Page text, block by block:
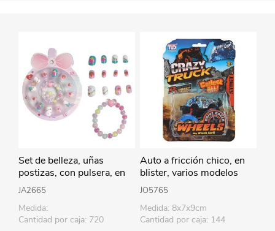
Set de belleza, uñas
postizas, con pulsera, en
estuche de plástico
JA2665
Medida:
Cantidad por caja: 720
Auto a fricción chico, en
blister, varios modelos
JO5765
Medida: 8x7x9cm
Cantidad por caja: 144